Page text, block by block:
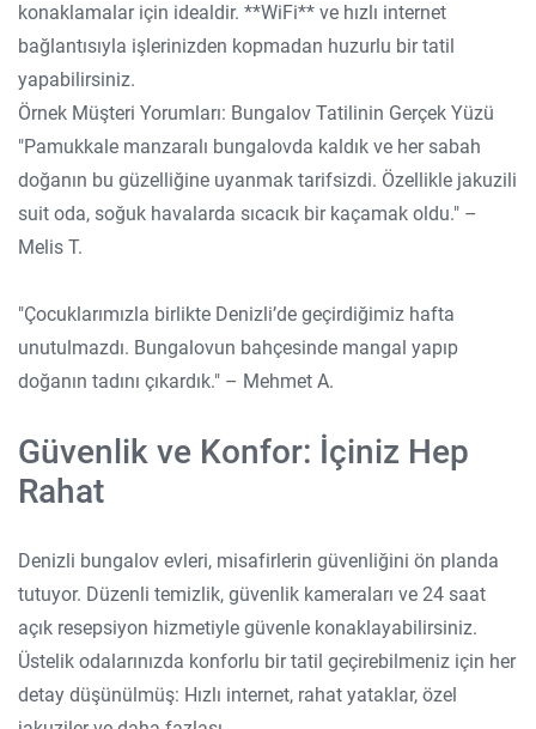
konaklamalar için idealdir. **WiFi** ve hızlı internet
bağlantısıyla işlerinizden kopmadan huzurlu bir tatil
yapabilirsiniz.
Örnek Müşteri Yorumları: Bungalov Tatilinin Gerçek Yüzü
"Pamukkale manzaralı bungalovda kaldık ve her sabah
doğanın bu güzelliğine uyanmak tarifsizdi. Özellikle jakuzili
suit oda, soğuk havalarda sıcacık bir kaçamak oldu." –
Melis T.
"Çocuklarımızla birlikte Denizli’de geçirdiğimiz hafta
unutulmazdı. Bungalovun bahçesinde mangal yapıp
doğanın tadını çıkardık." – Mehmet A.
Güvenlik ve Konfor: İçiniz Hep
Rahat
Denizli bungalov evleri, misafirlerin güvenliğini ön planda
tutuyor. Düzenli temizlik, güvenlik kameraları ve 24 saat
açık resepsiyon hizmetiyle güvenle konaklayabilirsiniz.
Üstelik odalarınızda konforlu bir tatil geçirebilmeniz için her
detay düşünülmüş: Hızlı internet, rahat yataklar, özel